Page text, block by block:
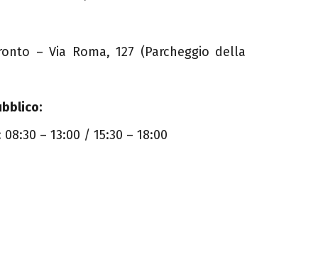
– Via Roma, 127 (Parcheggio della
– 13:00 / 15:30 – 18:00